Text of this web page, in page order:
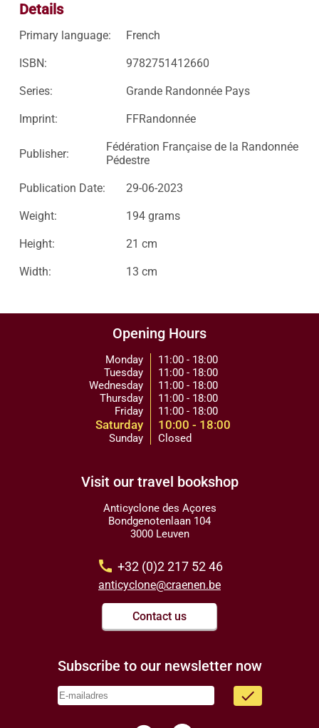
Details
Primary language: French
ISBN: 9782751412660
Series: Grande Randonnée Pays
Imprint: FFRandonnée
Publisher:
Fédération Française de la Randonnée
Pédestre
Publication Date: 29-06-2023
Weight: 194 grams
Height: 21 cm
Width: 13 cm
Opening Hours
Monday
Tuesday
Wednesday
Thursday
Friday
Saturday
Sunday
11:00 - 18:00
11:00 - 18:00
11:00 - 18:00
11:00 - 18:00
11:00 - 18:00
10:00 - 18:00
Closed
Visit our travel bookshop
Anticyclone des Açores
Bondgenotenlaan 104
3000 Leuven
call +32 (0)2 217 52 46
anticyclone@craenen.be
Contact us
Subscribe to our newsletter now
done